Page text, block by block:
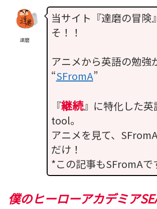
達磨
当サイト『達磨の冒険
そ！！
アニメから英語の勉強
“SFromA”
『継続』に特化した英
tool。
アニメを見て、
だけ！
*この記事もSFromAで
僕のヒーローアカデミア